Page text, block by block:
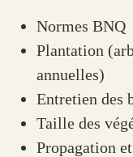
Normes BNQ
Plantation
annuelles)
Entretien des
Taille des
Propagation